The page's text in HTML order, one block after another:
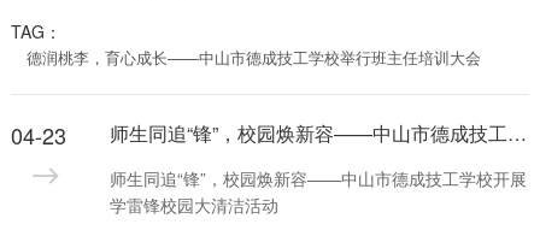
TAG：
德润桃李，育心成长——中山市德成技工学校举行班主任培训大会
04-23 师生同追“锋”，校园焕新容——中山市德成技工学校开展学雷锋校园大清洁活动
师生同追“锋”，校园焕新容——中山市德成技工学校开展
学雷锋校园大清洁活动